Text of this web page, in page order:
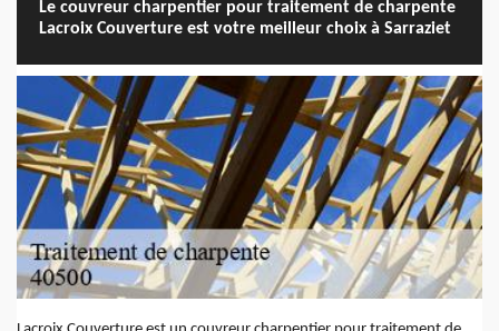
Le couvreur charpentier pour traitement de charpente
Lacroix Couverture est votre meilleur choix à Sarraziet